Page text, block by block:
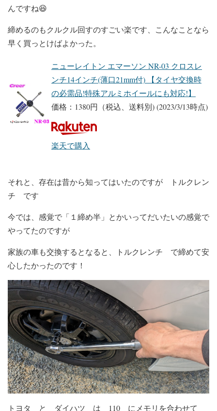
んですね😆
締めるのもクルクル回すのすごい楽です、こんなことなら
早く買っとけばよかった。
ニューレイトン エマーソン NR-03 クロスレ
ンチ14インチ(薄口21mm付) 【タイヤ交換時
の必需品!特殊アルミホイールにも対応!】
価格：1380円（税込、送料別)(2023/3/13時点)
楽天で購入
それと、存在は昔から知ってはいたのですが トルクレン
チ です
今では、感覚で「１締め半」とかいってだいたいの感覚で
やってたのですが
家族の車も交換するとなると、トルクレンチ で締めて安
心したかったのです！
トヨタ と ダイハツ は 110 にメモリを合わせて